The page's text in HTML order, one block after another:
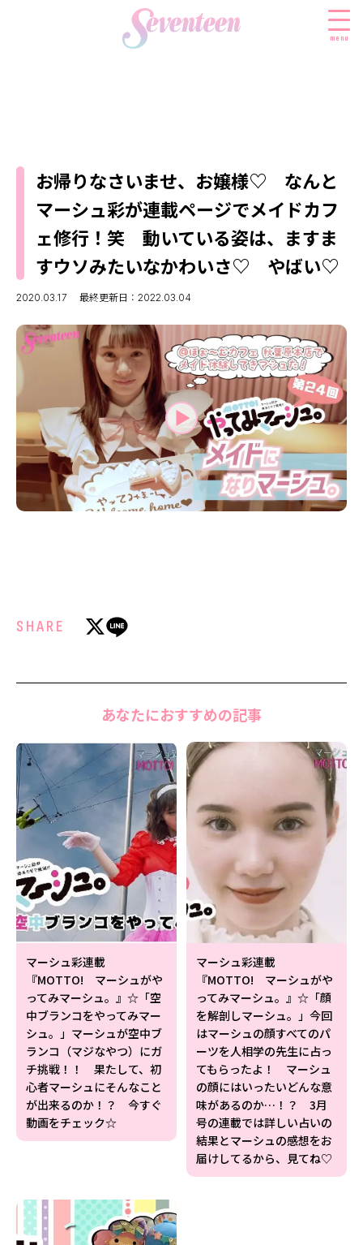
menu
FASHION
ファッションニュース
モデル私服
着回し
着痩せ
BEAUTY
ビューティニュース
トレンドメイク
ベストコスメ
ヘアアレンジ・ヘアケア
スキンケア
ボディケア
SCHOOL
スクールニュース
勉強・受験・進路
ENTERTAINMENT
エンタメニュース
K-POP
LIFESTYLE
ライフスタイルニュース
JKランキング・アワード
モデルの購入品
おでかけ
お悩み相談
JK TREND
JKトレンドニュース
MODELS
MODEL'S BLOG
TikTok
Instagram
YouTube
バックナンバー
INFORMATION
ST member
新規会員登録・ログイン
お帰りなさいませ、お嬢様♡ なんと
マーシュ彩が連載ページでメイドカフ
ェ修行！笑 動いている姿は、ますま
すウソみたいなかわいさ♡ やばい♡
2020.03.17 最終更新日：2022.03.04
SHARE
あなたにおすすめの記事
マーシュ彩連載
『MOTTO! マーシュがや
ってみマーシュ。』☆「空
中ブランコをやってみマー
シュ。」マーシュが空中ブ
ランコ（マジなやつ）にガ
チ挑戦！！ 果たして、初
心者マーシュにそんなこと
が出来るのか！？ 今すぐ
動画をチェック☆
マーシュ彩連載
『MOTTO! マーシュがや
ってみマーシュ。』☆「顔
を解剖しマーシュ。」今回
はマーシュの顔すべてのパ
ーツを人相学の先生に占っ
てもらったよ！ マーシュ
の顔にはいったいどんな意
味があるのか…！？ 3月
号の連載では詳しい占いの
結果とマーシュの感想をお
届けしてるから、見てね♡